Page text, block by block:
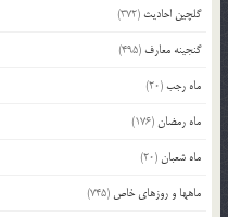
گلچین احادیث (372)
گنجینه معارف (495)
ماه رجب(20)
ماه رمضان(176)
ماه شعبان(20)
ماهها و روزهای خاص (745)